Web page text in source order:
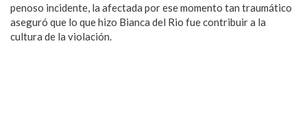
penoso incidente, la afectada por ese momento tan traumático
aseguró que lo que hizo Bianca del Rio fue contribuir a la
cultura de la violación.